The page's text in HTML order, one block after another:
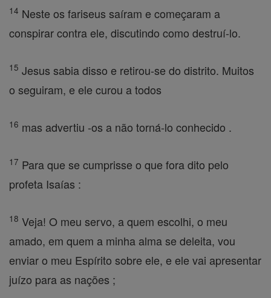
14 Neste os fariseus saíram e começaram a
conspirar contra ele, discutindo como destruí-lo.
15 Jesus sabia disso e retirou-se do distrito. Muitos
o seguiram, e ele curou a todos
16 mas advertiu -os a não torná-lo conhecido .
17 Para que se cumprisse o que fora dito pelo
profeta Isaías :
18 Veja! O meu servo, a quem escolhi, o meu
amado, em quem a minha alma se deleita, vou
enviar o meu Espírito sobre ele, e ele vai apresentar
juízo para as nações ;